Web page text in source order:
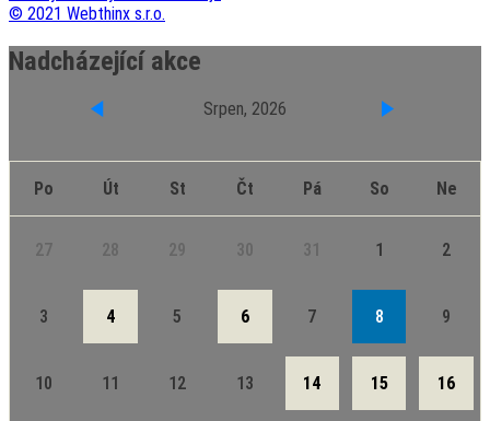
© 2021 Webthinx s.r.o.
Nadcházející akce
Srpen, 2026
Po Út St Čt Pá So Ne
27 28 29 30 31 1 2
3 4 5 6 7 8 9
10 11 12 13 14 15 16